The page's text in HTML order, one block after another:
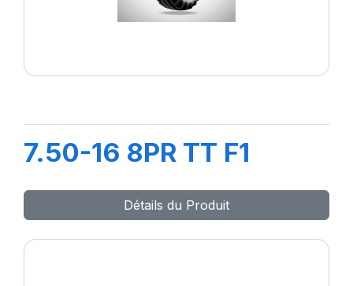
7.50-16 8PR TT F1
Détails du Produit